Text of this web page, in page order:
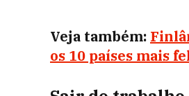
Veja também:
os 10 países mais